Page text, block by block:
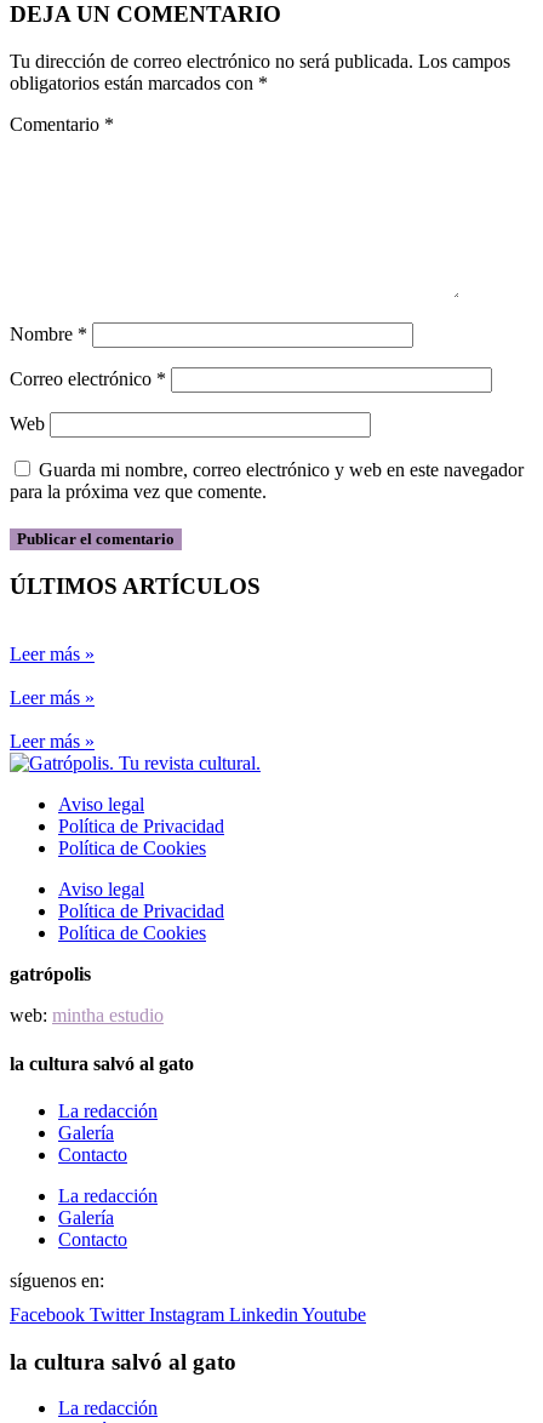
DEJA UN COMENTARIO
Tu dirección de correo electrónico no será publicada. Los campos
obligatorios están marcados con *
Comentario *
Nombre *
Correo electrónico *
Web
Guarda mi nombre, correo electrónico y web en este navegador
para la próxima vez que comente.
ÚLTIMOS ARTÍCULOS
Leer más »
Leer más »
Leer más »
Aviso legal
Política de Privacidad
Política de Cookies
Aviso legal
Política de Privacidad
Política de Cookies
gatrópolis
web: mintha estudio
la cultura salvó al gato
La redacción
Galería
Contacto
La redacción
Galería
Contacto
síguenos en:
Facebook Twitter Instagram Linkedin Youtube
la cultura salvó al gato
La redacción